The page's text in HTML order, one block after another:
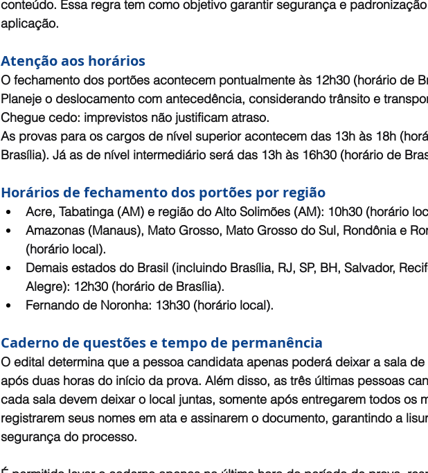
conteúdo. Essa regra tem como objetivo garantir segurança e
aplicação.
Atenção aos horários
O fechamento dos portões acontecem pontualmente às 12h30 (horário de
Planeje o deslocamento com antecedência, considerando trânsito e
Chegue cedo: imprevistos não justificam atraso.
As provas para os cargos de nível superior acontecem das 13h às 18h
Brasília). Já as de nível intermediário será das 13h às 16h30 (horário de
Horários de fechamento dos portões por região
Acre, Tabatinga (AM) e região do Alto Solimões (AM): 10h30 (horário
Amazonas (Manaus), Mato Grosso, Mato Grosso do Sul, Rondônia e
(horário local).
Demais estados do Brasil (incluindo Brasília, RJ, SP, BH, Salvador,
Alegre): 12h30 (horário de Brasília).
Fernando de Noronha: 13h30 (horário local).
Caderno de questões e tempo de permanência
O edital determina que a pessoa candidata apenas poderá deixar a sala
após duas horas do início da prova. Além disso, as três últimas pessoas
cada sala devem deixar o local juntas, somente após entregarem todos os
registrarem seus nomes em ata e assinarem o documento, garantindo a
segurança do processo.